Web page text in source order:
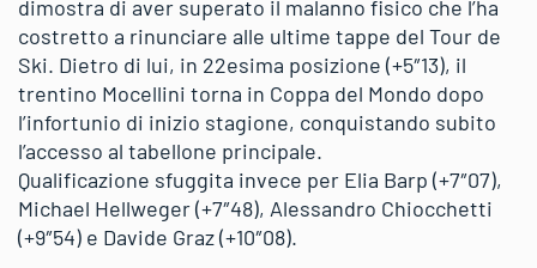
dimostra di aver superato il malanno fisico che l’ha
costretto a rinunciare alle ultime tappe del Tour de
Ski. Dietro di lui, in 22esima posizione (+5″13), il
trentino Mocellini torna in Coppa del Mondo dopo
l’infortunio di inizio stagione, conquistando subito
l’accesso al tabellone principale.
Qualificazione sfuggita invece per Elia Barp (+7″07),
Michael Hellweger (+7″48), Alessandro Chiocchetti
(+9″54) e Davide Graz (+10″08).